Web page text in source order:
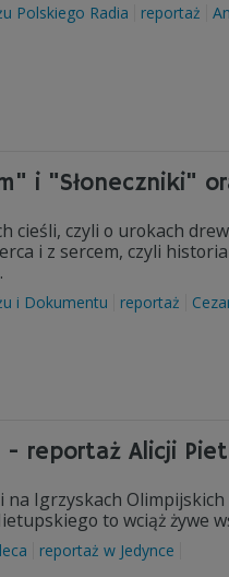
Polskiego Radia reportaż
i "Słoneczniki"
cieśli, czyli o urokach
i z sercem, czyli
i Dokumentu reportaż
reportaż Alicji
Igrzyskach
to wciąż żywe
reportaż w Jedynce